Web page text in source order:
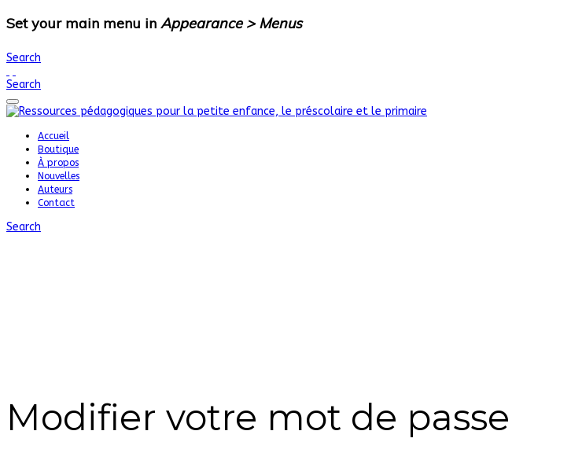
Set your main menu in Appearance > Menus
Search
Search
Accueil
Boutique
À propos
Nouvelles
Auteurs
Contact
Search
Modifier votre mot de passe